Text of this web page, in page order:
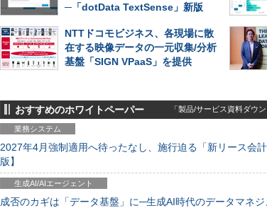
─「dotData TextSense」新版
NTTドコモビジネス、各現場に散
在する映像データの一元収集/分析
基盤「SIGN VPaaS」を提供
おすすめのホワイトペーパー 「製品/サービス資料ダウ
業務システム
2027年4月強制適用へ待ったなし、施行迫る「新リース会
版】
生成AI/AIエージェント
成否のカギは「データ基盤」に─生成AI時代のデータマネ